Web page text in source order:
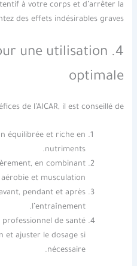
à votre corps et d’arrêter la
des effets indésirables graves.
une utilisation
optimale
de l’AICAR, il est conseillé de :
équilibrée et riche en
nutriments.
en combinant
et musculation.
pendant et après
l’entraînement.
de santé
et ajuster le dosage si
nécessaire.